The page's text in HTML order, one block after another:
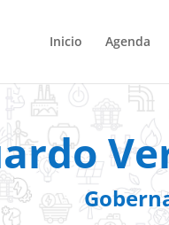
Inicio Agenda